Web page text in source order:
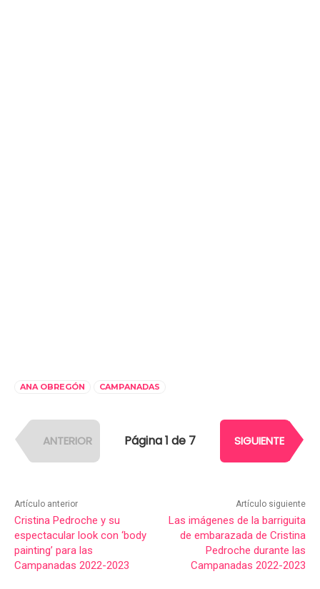
ANA OBREGÓN CAMPANADAS
ANTERIOR Página 1 de 7 SIGUIENTE
Artículo anterior
Cristina Pedroche y su
espectacular look con ‘body
painting’ para las
Campanadas 2022-2023
Artículo siguiente
Las imágenes de la barriguita
de embarazada de Cristina
Pedroche durante las
Campanadas 2022-2023